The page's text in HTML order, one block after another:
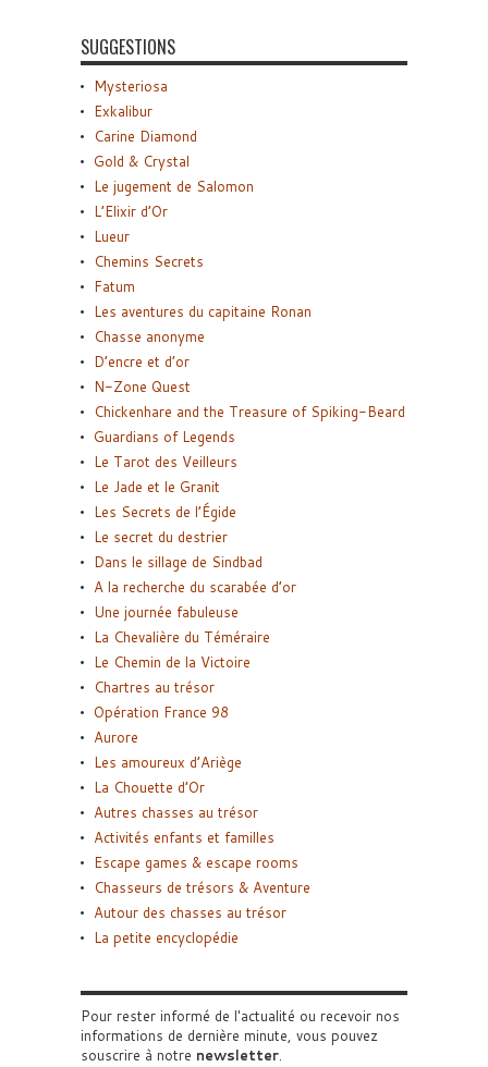
SUGGESTIONS
Mysteriosa
Exkalibur
Carine Diamond
Gold & Crystal
Le jugement de Salomon
L’Elixir d’Or
Lueur
Chemins Secrets
Fatum
Les aventures du capitaine Ronan
Chasse anonyme
D’encre et d’or
N-Zone Quest
Chickenhare and the Treasure of Spiking-Beard
Guardians of Legends
Le Tarot des Veilleurs
Le Jade et le Granit
Les Secrets de l’Égide
Le secret du destrier
Dans le sillage de Sindbad
A la recherche du scarabée d’or
Une journée fabuleuse
La Chevalière du Téméraire
Le Chemin de la Victoire
Chartres au trésor
Opération France 98
Aurore
Les amoureux d’Ariège
La Chouette d’Or
Autres chasses au trésor
Activités enfants et familles
Escape games & escape rooms
Chasseurs de trésors & Aventure
Autour des chasses au trésor
La petite encyclopédie
Pour rester informé de l'actualité ou recevoir nos
informations de dernière minute, vous pouvez
souscrire à notre newsletter.